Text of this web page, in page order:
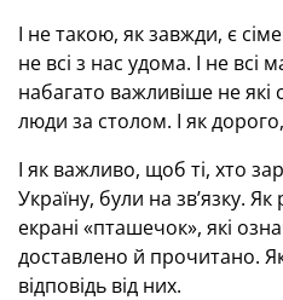
І не такою, як завжди, є
не всі з нас удома. І не всі
набагато важливіше не які
люди за столом. І як
І як важливо, щоб ті, хто
Україну, були на зв’язку.
екрані «пташечок», які
доставлено й прочитано.
відповідь від них.